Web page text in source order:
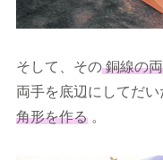
そして、その銅線の
両手を底辺にしてだい
角形を作る 。